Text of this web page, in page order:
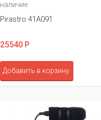
наличие
Pirastro 41A091
25540 Р
Добавить в корзину